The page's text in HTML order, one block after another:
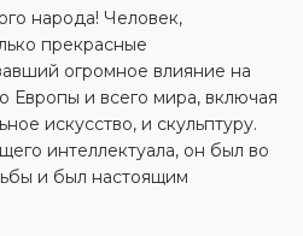
народа! Человек,
прекрасные
огромное влияние на
Европы и всего мира, включая
искусство, и скульптуру.
интеллектуала, он был во
и был настоящим